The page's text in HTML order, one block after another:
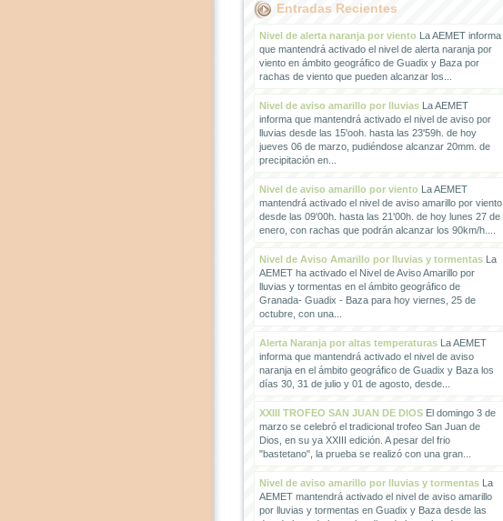
Entradas Recientes
Nivel de alerta naranja por vientoLa AEMET informa
que mantendrá activado el nivel de alerta naranja por
viento en ámbito geográfico de Guadix y Baza por
rachas de viento que pueden alcanzar los...
Nivel de aviso amarillo por lluviasLa AEMET
informa que mantendrá activado el nivel de aviso por
lluvias desde las 15'ooh. hasta las 23'59h. de hoy
jueves 06 de marzo, pudiéndose alcanzar 20mm. de
precipitación en...
Nivel de aviso amarillo por vientoLa AEMET
mantendrá activado el nivel de aviso amarillo por viento
desde las 09'00h. hasta las 21'00h. de hoy lunes 27 de
enero, con rachas que podrán alcanzar los 90km/h....
Nivel de Aviso Amarillo por lluvias y tormentasLa
AEMET ha activado el Nivel de Aviso Amarillo por
lluvias y tormentas en el ámbito geográfico de
Granada- Guadix - Baza para hoy viernes, 25 de
octubre, con una...
Alerta Naranja por altas temperaturasLa AEMET
informa que mantendrá activado el nivel de aviso
naranja en el ámbito geográfico de Guadix y Baza los
días 30, 31 de julio y 01 de agosto, desde...
XXIII TROFEO SAN JUAN DE DIOSEl domingo 3 de
marzo se celebró el tradicional trofeo San Juan de
Dios, en su ya XXIII edición. A pesar del frio
"bastetano", la prueba se realizó con una gran...
Nivel de aviso amarillo por lluvias y tormentasLa
AEMET mantendrá activado el nivel de aviso amarillo
por lluvias y tormentas en Guadix y Baza desde las